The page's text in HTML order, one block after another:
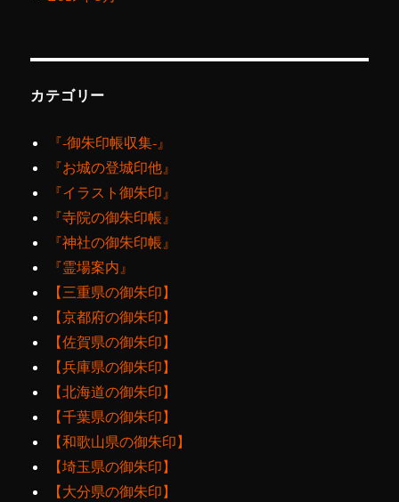
カテゴリー
『‐御朱印帳収集‐』
『お城の登城印他』
『イラスト御朱印』
『寺院の御朱印帳』
『神社の御朱印帳』
『霊場案内』
【三重県の御朱印】
【京都府の御朱印】
【佐賀県の御朱印】
【兵庫県の御朱印】
【北海道の御朱印】
【千葉県の御朱印】
【和歌山県の御朱印】
【埼玉県の御朱印】
【大分県の御朱印】